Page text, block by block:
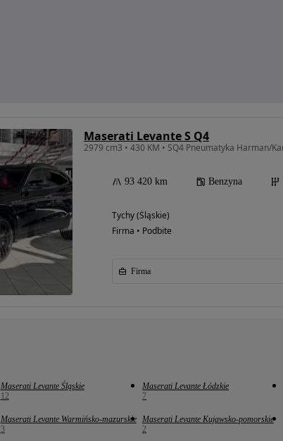
Maserati Levante S Q4
2979 cm3 • 430 KM • SQ4 Pneumatyka Harman/
93 420 km Benzyna
Tychy (Śląskie)
Firma • Podbite
Firma
Maserati Levante Śląskie
12
Maserati Levante Łódzkie
7
Maserati Levante Warmińsko-mazurskie
3
Maserati Levante Kujawsko-pomorskie
2